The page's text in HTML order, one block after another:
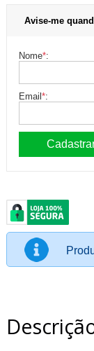
Avise-me
Nome*:
Email*: